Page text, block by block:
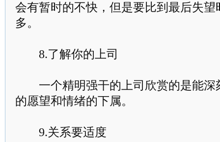
会有暂时的不快，但是要比到最后失
多。
8.了解你的上司
一个精明强干的上司欣赏的是能深
的愿望和情绪的下属。
9.关系要适度